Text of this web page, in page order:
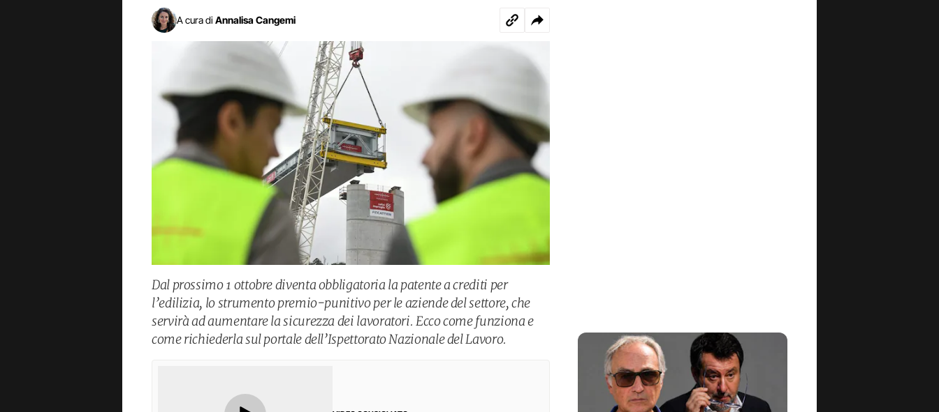
A cura di Annalisa Cangemi
Dal prossimo 1 ottobre diventa obbligatoria la patente a crediti per
l’edilizia, lo strumento premio-punitivo per le aziende del settore, che
servirà ad aumentare la sicurezza dei lavoratori. Ecco come funziona e
come richiederla sul portale dell’Ispettorato Nazionale del Lavoro.